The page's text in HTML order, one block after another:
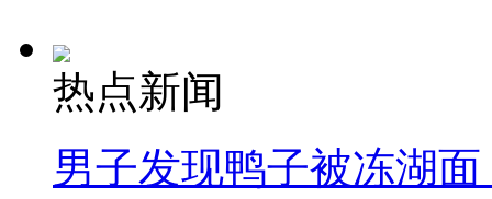
热点新闻
男子发现鸭子被冻湖